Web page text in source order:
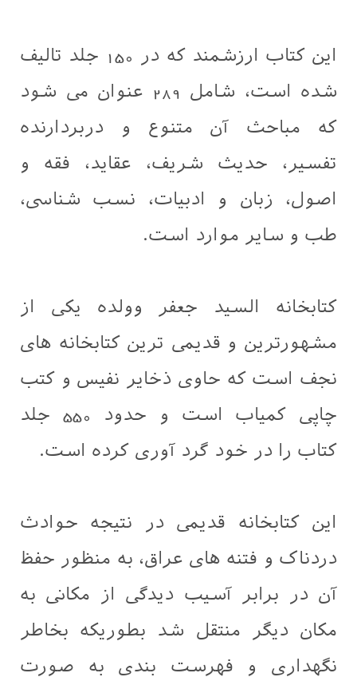
این کتاب ارزشمند که در 150 جلد تالیف
شده است، شامل 289 عنوان می شود
که مباحث آن متنوع و دربردارنده
تفسیر، حدیث شریف، عقاید، فقه و
اصول، زبان و ادبیات، نسب شناسی،
طب و سایر موارد است.
کتابخانه السید جعفر وولده یکی از
مشهورترین و قدیمی ترین کتابخانه های
نجف است که حاوی ذخایر نفیس و کتب
چاپی کمیاب است و حدود 550 جلد
کتاب را در خود گرد آوری کرده است.
این کتابخانه قدیمی در نتیجه حوادث
دردناک و فتنه های عراق، به منظور حفظ
آن در برابر آسیب دیدگی از مکانی به
مکان دیگر منتقل شد بطوریکه بخاطر
نگهداری و فهرست بندی به صورت